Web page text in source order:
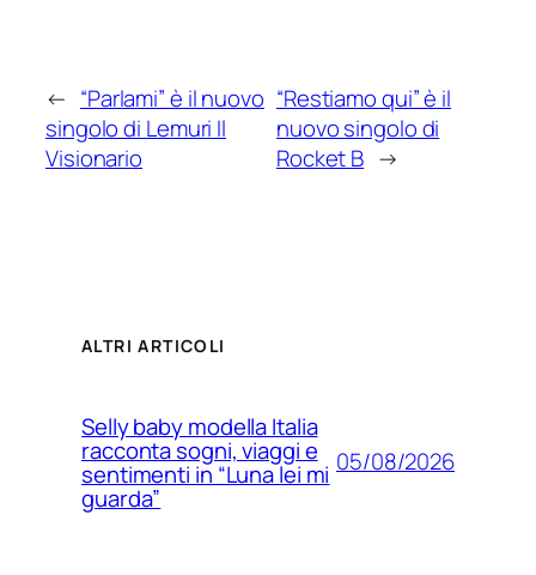
← “Parlami” è il nuovo
singolo di Lemuri Il
Visionario
“Restiamo qui” è il
nuovo singolo di
Rocket B →
ALTRI ARTICOLI
Selly baby modella Italia
racconta sogni, viaggi e
sentimenti in “Luna lei mi
guarda”
05/08/2026